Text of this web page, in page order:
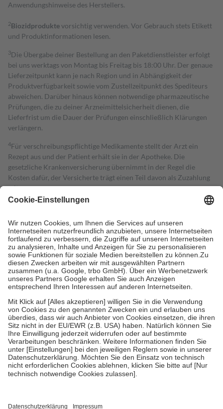
Anwendungshinweise des Herstellers.
2Biozidproduktevorsichtig verwenden. Vor Gebrauch stets Etikett
und Produktinformationen lesen.
3Die Übergabe deiner Bestellung an den Paketdienstleister erfolgt
bei uns werktags von Montag bis Freitag bis 18:00 Uhr. Der genaue
Lieferzeitpunkt kann je nach Region und in Abhängigkeit der
Produktverfügbarkeit sowie vom Zustellzeitpunkt des Spediteurs
abweichen. Darüber hinaus können notwendige pharmazeutische
Prüfungen, die zu deiner Arzneimittelsicherheit dienen, die
Lieferfrist um die Dauer der Prüfungen einschließlich Klärungen
verlängern.
4Für verschreibungspflichtige Medikamente stellt der Arzt ein
Rezept aus und der Patient erhält sie in der Apotheke. Die
gesetzliche Krankenversicherung übernimmt in der Regel die
Kosten dafür, der Versicherte trägt einen Teil davon als Zuzahlung
mit.
Grundsätzlich leisten Mitglieder Zuzahlungen in Höhe von zehn
höchstens zehn Euro.
Es sind jedoch nie mehr als die tatsächlichen
Kosten der Leistung zu entrichten.
Diese Regeln gelten grundsätzlich auch für Online-Apotheken.
Bei Heilmitteln und häuslicher Krankenpflege beträgt die
Zuzahlung zehn Prozent der Kosten sowie zehn Euro je
Verordnung.
Um das Engagement der Versicherten für ihre eigene Gesundheit zu
stärken und die besondere Stellung der Familie zu unterstützen,
fallenkeine Zuzahlungenan bei:
• Kindern und Jugendlichen bis zum vollendeten 18. Lebensjahr
mit Ausnahme der Fahrkosten
• Untersuchungen zur Vorsorge und Früherkennung, die von der
GKV getragen werden
• empfohlenen Schutzimpfungen
• Harn- und Blutteststreifen
getroffen, um sicherzustellen, dass es sich um echte Bewertungen